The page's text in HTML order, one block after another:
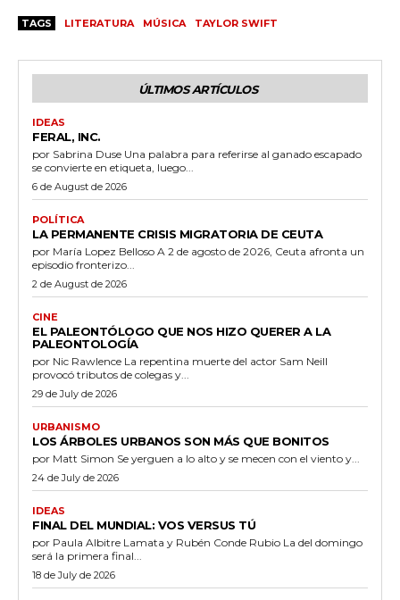
TAGS LITERATURA MÚSICA TAYLOR SWIFT
ÚLTIMOS ARTÍCULOS
IDEAS
FERAL, INC.
por Sabrina Duse Una palabra para referirse al ganado escapado
se convierte en etiqueta, luego...
6 de August de 2026
POLÍTICA
LA PERMANENTE CRISIS MIGRATORIA DE CEUTA
por María Lopez Belloso A 2 de agosto de 2026, Ceuta afronta un
episodio fronterizo...
2 de August de 2026
CINE
EL PALEONTÓLOGO QUE NOS HIZO QUERER A LA
PALEONTOLOGÍA
por Nic Rawlence La repentina muerte del actor Sam Neill
provocó tributos de colegas y...
29 de July de 2026
URBANISMO
LOS ÁRBOLES URBANOS SON MÁS QUE BONITOS
por Matt Simon Se yerguen a lo alto y se mecen con el viento y...
24 de July de 2026
IDEAS
FINAL DEL MUNDIAL: VOS VERSUS TÚ
por Paula Albitre Lamata y Rubén Conde Rubio La del domingo
será la primera final...
18 de July de 2026